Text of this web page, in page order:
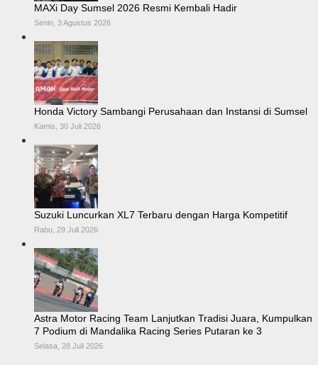
MAXi Day Sumsel 2026 Resmi Kembali Hadir
Senin, 3 Agustus 2026
Honda Victory Sambangi Perusahaan dan Instansi di Sumsel
Kamis, 30 Juli 2026
Suzuki Luncurkan XL7 Terbaru dengan Harga Kompetitif
Rabu, 29 Juli 2026
Astra Motor Racing Team Lanjutkan Tradisi Juara, Kumpulkan
7 Podium di Mandalika Racing Series Putaran ke 3
Selasa, 28 Juli 2026